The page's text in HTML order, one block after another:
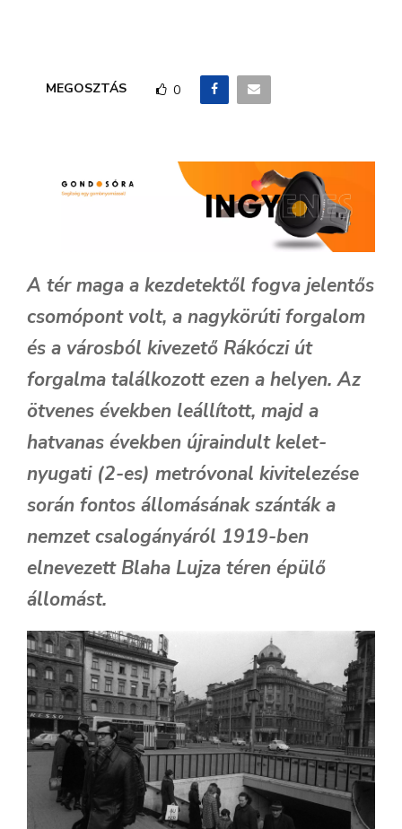
MEGOSZTÁS 0
A tér maga a kezdetektől fogva jelentős
csomópont volt, a nagykörúti forgalom
és a városból kivezető Rákóczi út
forgalma találkozott ezen a helyen. Az
ötvenes években leállított, majd a
hatvanas években újraindult kelet-
nyugati (2-es) metróvonal kivitelezése
során fontos állomásának szánták a
nemzet csalogányáról 1919-ben
elnevezett Blaha Lujza téren épülő
állomást.